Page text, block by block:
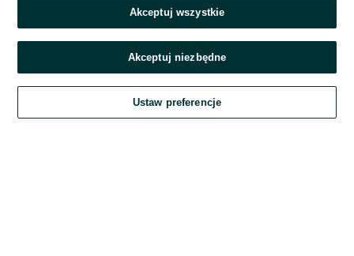
Zaloguj się
Kontynuując za pośrednictwem jednego z dostawców wskazanych powyżej,
OLX.pl w jego aktualnym brzmieniu.
Akceptuj wszystkie
Akceptuj niezbędne
Ustaw preferencje